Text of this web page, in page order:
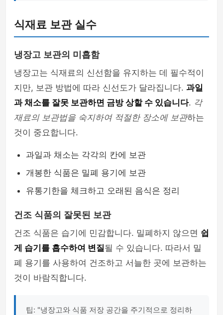
식재료 보관 실수
냉장고 보관의 미흡함
냉장고는 식재료의 신선함을 유지하는 데 필수적이
지만, 보관 방법에 따라 신선도가 달라집니다. 과일
과 채소를 잘못 보관하면 금방 상할 수 있습니다. 각
재료의 보관법을 숙지하여 적절한 장소에 보관하는
것이 중요합니다.
과일과 채소는 각각의 칸에 보관
개봉한 식품은 밀폐 용기에 보관
유통기한을 체크하고 오래된 음식은 정리
건조 식품의 잘못된 보관
건조 식품은 습기에 민감합니다. 밀폐하지 않으면 쉽
게 습기를 흡수하여 변질될 수 있습니다. 따라서 밀
폐 용기를 사용하여 건조하고 서늘한 곳에 보관하는
것이 바람직합니다.
팁: "냉장고와 식품 저장 공간을 주기적으로 정리하